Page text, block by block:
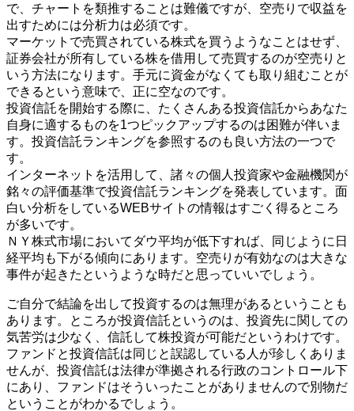
で、チャートを類推することは難儀ですが、空売りで収益を
出すためには分析力は必須です。
マーケットで売買されている株式を買うようなことはせず、
証券会社が所有している株を借用して売買するのが空売りと
いう方法になります。手元に資金がなくても取り組むことが
できるという意味で、正に空なのです。
投資信託を開始する際に、たくさんある投資信託からあなた
自身に適するものを1つピックアップするのは困難が伴いま
す。投資信託ランキングを参照するのも良い方法の一つで
す。
インターネットを活用して、諸々の個人投資家や金融機関が
銘々の評価基準で投資信託ランキングを発表しています。面
白い分析をしているWEBサイトの情報はすごく得るところ
が多いです。
ＮＹ株式市場においてダウ平均が低下すれば、同じように日
経平均も下がる傾向にあります。空売りが有効なのは大きな
事件が起きたというような時だと思っていいでしょう。
ご自分で結論を出して投資するのは無理があるということも
あります。ところが投資信託というのは、投資先に関しての
気苦労は少なく、信託して株投資が可能だというわけです。
ファンドと投資信託は同じと誤認している人が珍しくありま
せんが、投資信託は法律が準拠される行政のコントロール下
にあり、ファンドはそういったことがありませんので別物だ
ということがわかるでしょう。